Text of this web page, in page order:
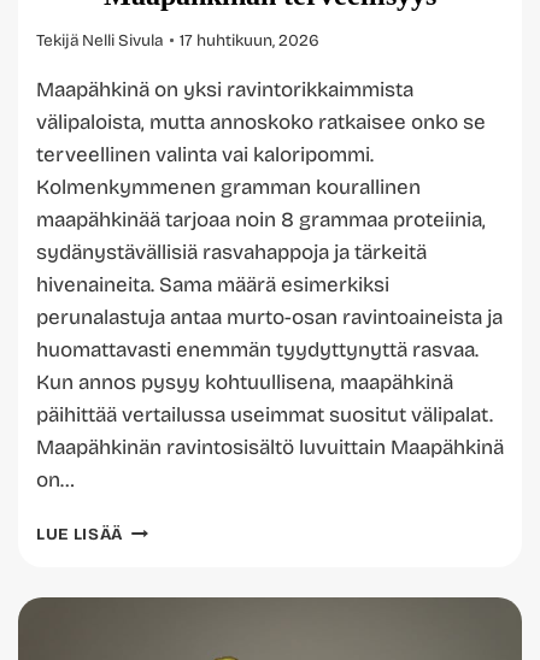
Tekijä Nelli Sivula 17 huhtikuun, 2026
Maapähkinä on yksi ravintorikkaimmista
välipaloista, mutta annoskoko ratkaisee onko se
terveellinen valinta vai kaloripommi.
Kolmenkymmenen gramman kourallinen
maapähkinää tarjoaa noin 8 grammaa proteiinia,
sydänystävällisiä rasvahappoja ja tärkeitä
hivenaineita. Sama määrä esimerkiksi
perunalastuja antaa murto-osan ravintoaineista ja
huomattavasti enemmän tyydyttynyttä rasvaa.
Kun annos pysyy kohtuullisena, maapähkinä
päihittää vertailussa useimmat suositut välipalat.
Maapähkinän ravintosisältö luvuittain Maapähkinä
on…
LUE LISÄÄ MAAPÄHKINÄN